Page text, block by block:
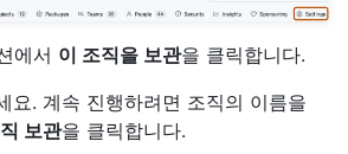
에서 이 조직을 보관을 클릭합니다.
요. 계속 진행하려면 조직의 이름을
보관을 클릭합니다.